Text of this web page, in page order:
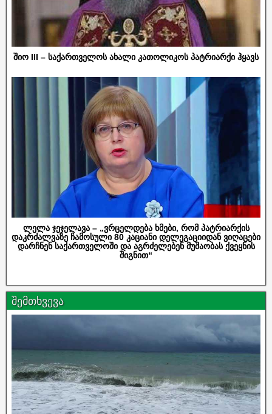
შიო III – საქართველოს ახალი კათოლიკოს პატრიარქი ჰყავს
ლელა ჯეჯელავა – „ვრცელდება ხმები, რომ პატრიარქის
დაკრძალვაზე ჩამოსული 80 კაციანი დელეგაციიდან ვიღაცები
დარჩნენ საქართველოში და აგრძელებენ მუშაობას ქვეყნის
შიგნით“
შემთხვევა